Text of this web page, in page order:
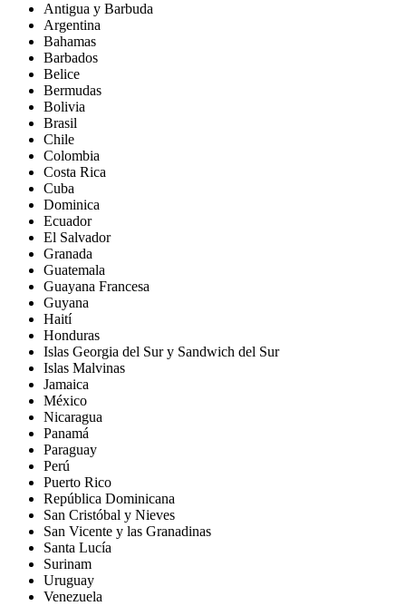
Antigua y Barbuda
Argentina
Bahamas
Barbados
Belice
Bermudas
Bolivia
Brasil
Chile
Colombia
Costa Rica
Cuba
Dominica
Ecuador
El Salvador
Granada
Guatemala
Guayana Francesa
Guyana
Haití
Honduras
Islas Georgia del Sur y Sandwich del Sur
Islas Malvinas
Jamaica
México
Nicaragua
Panamá
Paraguay
Perú
Puerto Rico
República Dominicana
San Cristóbal y Nieves
San Vicente y las Granadinas
Santa Lucía
Surinam
Uruguay
Venezuela